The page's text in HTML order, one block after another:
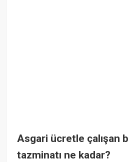
Asgari ücretle çalışan
tazminatı ne kadar?